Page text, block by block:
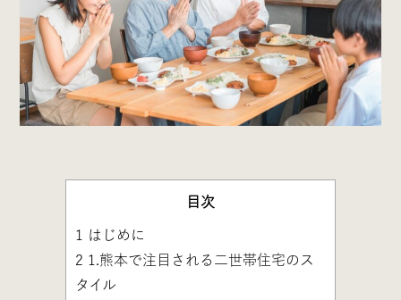
目次
1
はじめに
2 1.熊本で注目される二世帯住宅のス
タイル